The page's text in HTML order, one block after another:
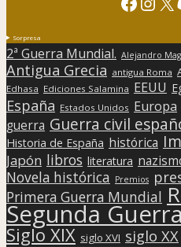
Sorpresa
2ª Guerra Mundial. Alejandro
Antigua Grecia antigua Roma
Edhasa Ediciones Salamina EEUU
España Estados Unidos Europa
guerra Guerra civil
Historia de España histórica
Japón libros literatura
Novela histórica Premios
Primera Guerra Mundial
Segunda
Siglo XIX siglo XVI siglo XX